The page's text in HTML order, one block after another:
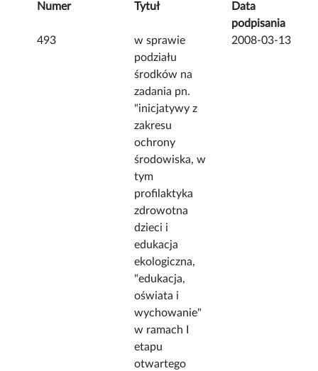
Numer Tytuł
Data
podpisania
493
w sprawie
podziału
środków na
zadania pn.
"inicjatywy z
zakresu
ochrony
środowiska, w
tym
profilaktyka
zdrowotna
dzieci i
edukacja
ekologiczna,
"edukacja,
oświata i
wychowanie"
w ramach I
etapu
otwartego
2008-03-13